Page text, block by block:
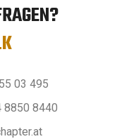
03 495
8850 8440